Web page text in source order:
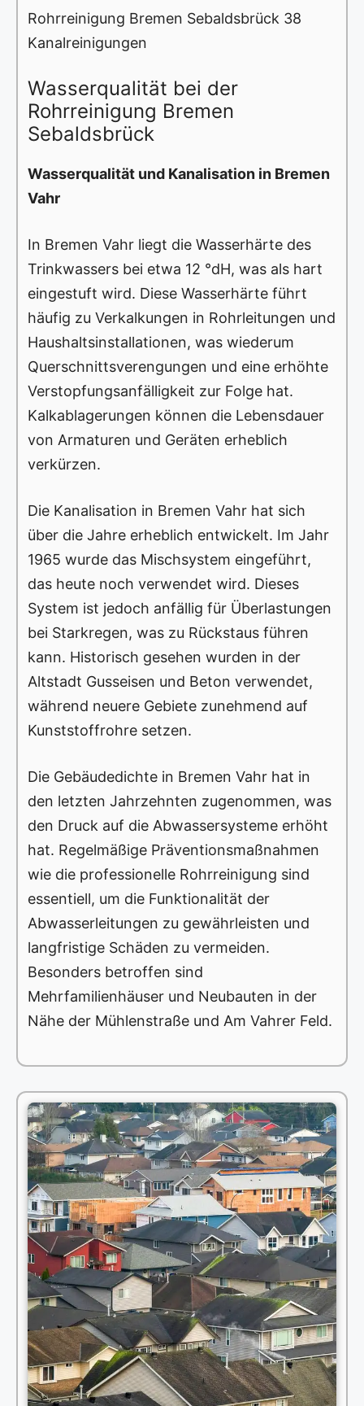
Rohrreinigung Bremen Sebaldsbrück 38
Kanalreinigungen
Wasserqualität bei der
Rohrreinigung Bremen
Sebaldsbrück
Wasserqualität und Kanalisation in Bremen
Vahr
In Bremen Vahr liegt die Wasserhärte des
Trinkwassers bei etwa 12 °dH, was als hart
eingestuft wird. Diese Wasserhärte führt
häufig zu Verkalkungen in Rohrleitungen und
Haushaltsinstallationen, was wiederum
Querschnittsverengungen und eine erhöhte
Verstopfungsanfälligkeit zur Folge hat.
Kalkablagerungen können die Lebensdauer
von Armaturen und Geräten erheblich
verkürzen.
Die Kanalisation in Bremen Vahr hat sich
über die Jahre erheblich entwickelt. Im Jahr
1965 wurde das Mischsystem eingeführt,
das heute noch verwendet wird. Dieses
System ist jedoch anfällig für Überlastungen
bei Starkregen, was zu Rückstaus führen
kann. Historisch gesehen wurden in der
Altstadt Gusseisen und Beton verwendet,
während neuere Gebiete zunehmend auf
Kunststoffrohre setzen.
Die Gebäudedichte in Bremen Vahr hat in
den letzten Jahrzehnten zugenommen, was
den Druck auf die Abwassersysteme erhöht
hat. Regelmäßige Präventionsmaßnahmen
wie die professionelle Rohrreinigung sind
essentiell, um die Funktionalität der
Abwasserleitungen zu gewährleisten und
langfristige Schäden zu vermeiden.
Besonders betroffen sind
Mehrfamilienhäuser und Neubauten in der
Nähe der Mühlenstraße und Am Vahrer Feld.